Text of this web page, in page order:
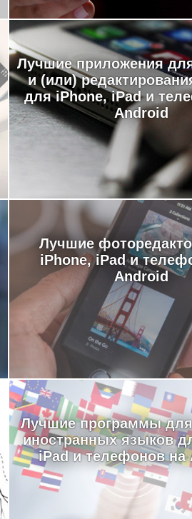
Лучшие приложения
и (или)
для iPhone, iPad и
Android
Лучшие
iPhone, iPad и
Android
Лучшие программы для
иностранных языков
iPad и телефонов на